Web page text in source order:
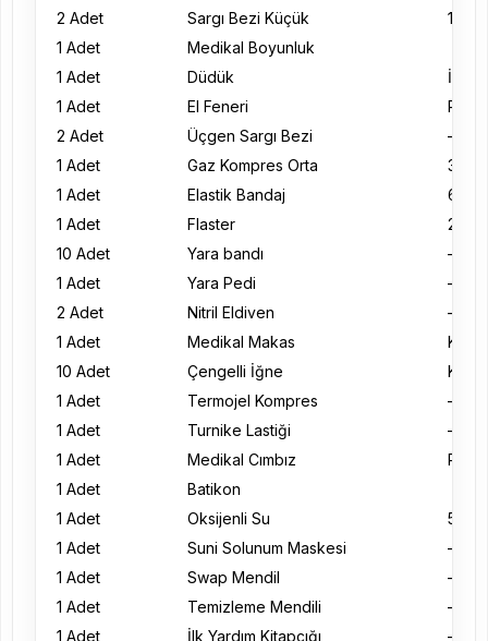
2 Adet
Sargı Bezi Küçük
1 Adet
Medikal Boyunluk
1 Adet
Düdük
İp
1 Adet
El Feneri
Piller
2 Adet
Üçgen Sargı Bezi
–
1 Adet
Gaz Kompres Orta
1 Adet
Elastik Bandaj
1 Adet
Flaster
10 Adet
Yara bandı
–
1 Adet
Yara Pedi
–
2 Adet
Nitril Eldiven
–
1 Adet
Medikal Makas
10 Adet
Çengelli İğne
1 Adet
Termojel Kompres
–
1 Adet
Turnike Lastiği
–
1 Adet
Medikal Cımbız
1 Adet
Batikon
1 Adet
Oksijenli Su
50 ml
1 Adet
Suni Solunum Maskesi
–
1 Adet
Swap Mendil
–
1 Adet
Temizleme Mendili
–
1 Adet
İlk Yardım Kitapçığı –